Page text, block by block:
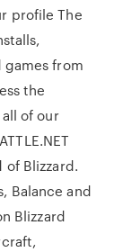
profile The
games from
the
all of our
Blizzard.
Balance and
Blizzard